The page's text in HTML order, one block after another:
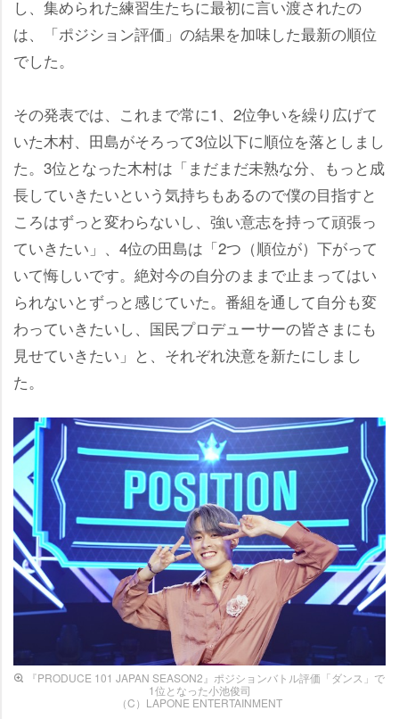
し、集められた練習生たちに最初に言い渡されたの
は、「ポジション評価」の結果を加味した最新の順位
でした。
その発表では、これまで常に1、2位争いを繰り広げて
いた木村、田島がそろって3位以下に順位を落としまし
た。3位となった木村は「まだまだ未熟な分、もっと成
長していきたいという気持ちもあるので僕の目指すと
ころはずっと変わらないし、強い意志を持って頑張っ
ていきたい」、4位の田島は「2つ（順位が）下がって
いて悔しいです。絶対今の自分のままで止まってはい
られないとずっと感じていた。番組を通して自分も変
わっていきたいし、国民プロデューサーの皆さまにも
見せていきたい」と、それぞれ決意を新たにしまし
た。
『PRODUCE 101 JAPAN SEASON2』ポジションバトル評価「ダンス」で
1位となった小池俊司
（C）LAPONE ENTERTAINMENT